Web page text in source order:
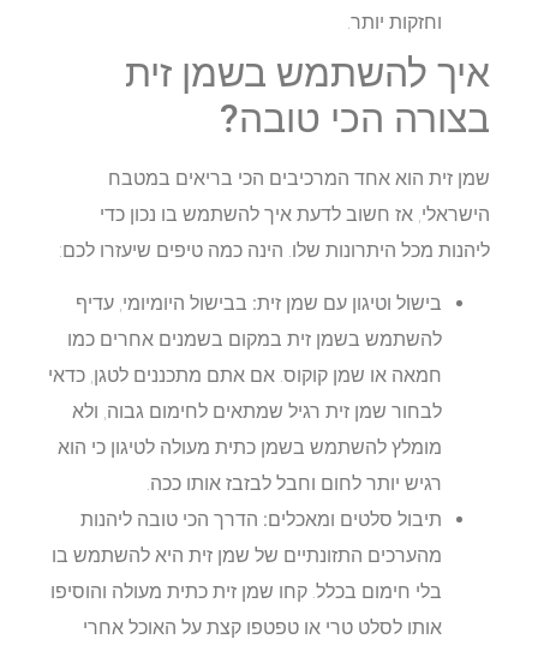
וחזקות יותר.
איך להשתמש בשמן זית
בצורה הכי טובה?
שמן זית הוא אחד המרכיבים הכי בריאים במטבח
הישראלי, אז חשוב לדעת איך להשתמש בו נכון כדי
ליהנות מכל היתרונות שלו. הינה כמה טיפים שיעזרו לכם:
בישול וטיגון עם שמן זית:בבישול היומיומי, עדיף
להשתמש בשמן זית במקום בשמנים אחרים כמו
חמאה או שמן קוקוס. אם אתם מתכננים לטגן, כדאי
לבחור שמן זית רגיל שמתאים לחימום גבוה, ולא
מומלץ להשתמש בשמן כתית מעולה לטיגון כי הוא
רגיש יותר לחום וחבל לבזבז אותו ככה.
תיבול סלטים ומאכלים:הדרך הכי טובה ליהנות
מהערכים התזונתיים של שמן זית היא להשתמש בו
בלי חימום בכלל. קחו שמן זית כתית מעולה והוסיפו
אותו לסלט טרי או טפטפו קצת על האוכל אחרי